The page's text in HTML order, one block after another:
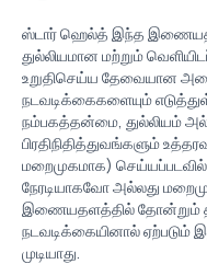
ஸ்டார் ஹெல்த் இந்த
துல்லியமான மற்றும்
உறுதிசெய்ய தேவையான
நடவடிக்கைகளையும்
நம்பகத்தன்மை, துல்லியம்
பிரதிநிதித்துவங்களும்
மறைமுகமாக)
நேரடியாகவோ அல்லது
இணையதளத்தில் தோன்றும்
நடவடிக்கையினால் ஏற்படும்
முடியாது.